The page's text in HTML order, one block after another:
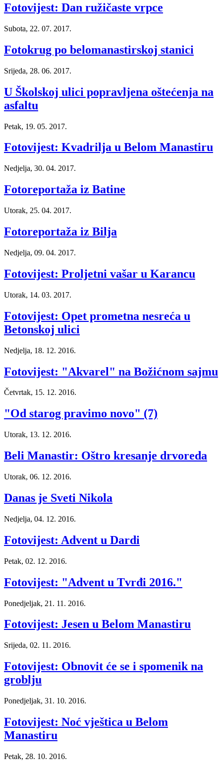
Fotovijest: Dan ružičaste vrpce
Subota, 22. 07. 2017.
Fotokrug po belomanastirskoj stanici
Srijeda, 28. 06. 2017.
U Školskoj ulici popravljena oštećenja na
asfaltu
Petak, 19. 05. 2017.
Fotovijest: Kvadrilja u Belom Manastiru
Nedjelja, 30. 04. 2017.
Fotoreportaža iz Batine
Utorak, 25. 04. 2017.
Fotoreportaža iz Bilja
Nedjelja, 09. 04. 2017.
Fotovijest: Proljetni vašar u Karancu
Utorak, 14. 03. 2017.
Fotovijest: Opet prometna nesreća u
Betonskoj ulici
Nedjelja, 18. 12. 2016.
Fotovijest: "Akvarel" na Božićnom sajmu
Četvrtak, 15. 12. 2016.
"Od starog pravimo novo" (7)
Utorak, 13. 12. 2016.
Beli Manastir: Oštro kresanje drvoreda
Utorak, 06. 12. 2016.
Danas je Sveti Nikola
Nedjelja, 04. 12. 2016.
Fotovijest: Advent u Dardi
Petak, 02. 12. 2016.
Fotovijest: "Advent u Tvrđi 2016."
Ponedjeljak, 21. 11. 2016.
Fotovijest: Jesen u Belom Manastiru
Srijeda, 02. 11. 2016.
Fotovijest: Obnovit će se i spomenik na
groblju
Ponedjeljak, 31. 10. 2016.
Fotovijest: Noć vještica u Belom
Manastiru
Petak, 28. 10. 2016.